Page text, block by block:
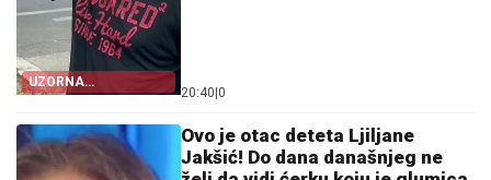
UZORNA
NASLEDNICA
20:40 0
Ovo je otac deteta Ljiljane
Jakšić! Do dana današnjeg ne